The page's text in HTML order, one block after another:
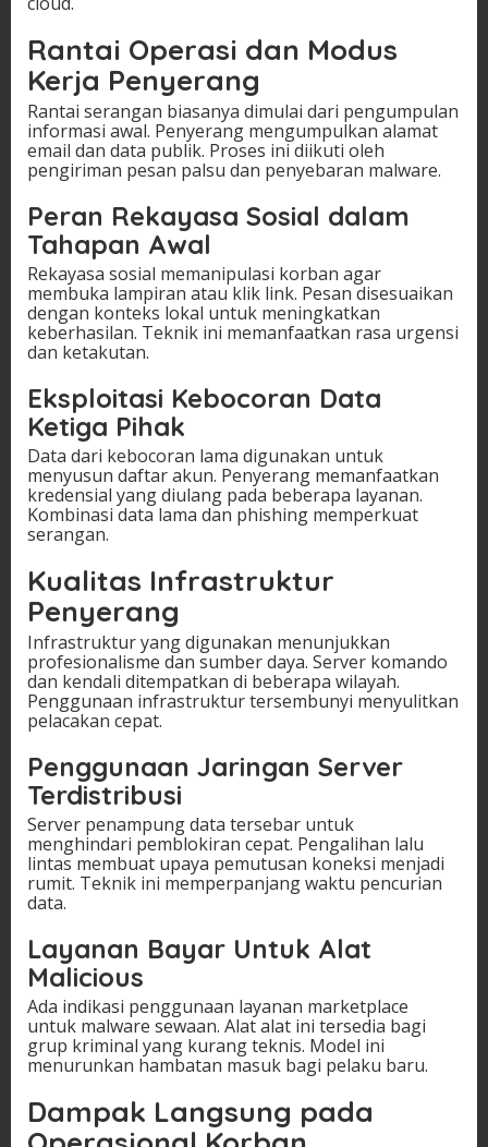
Rantai Operasi dan Modus
Kerja Penyerang
Rantai serangan biasanya dimulai dari pengumpulan
informasi awal. Penyerang mengumpulkan alamat
email dan data publik. Proses ini diikuti oleh
pengiriman pesan palsu dan penyebaran malware.
Peran Rekayasa Sosial dalam
Tahapan Awal
Rekayasa sosial memanipulasi korban agar
membuka lampiran atau klik link. Pesan disesuaikan
dengan konteks lokal untuk meningkatkan
keberhasilan. Teknik ini memanfaatkan rasa urgensi
dan ketakutan.
Eksploitasi Kebocoran Data
Ketiga Pihak
Data dari kebocoran lama digunakan untuk
menyusun daftar akun. Penyerang memanfaatkan
kredensial yang diulang pada beberapa layanan.
Kombinasi data lama dan phishing memperkuat
serangan.
Kualitas Infrastruktur
Penyerang
Infrastruktur yang digunakan menunjukkan
profesionalisme dan sumber daya. Server komando
dan kendali ditempatkan di beberapa wilayah.
Penggunaan infrastruktur tersembunyi menyulitkan
pelacakan cepat.
Penggunaan Jaringan Server
Terdistribusi
Server penampung data tersebar untuk
menghindari pemblokiran cepat. Pengalihan lalu
lintas membuat upaya pemutusan koneksi menjadi
rumit. Teknik ini memperpanjang waktu pencurian
data.
Layanan Bayar Untuk Alat
Malicious
Ada indikasi penggunaan layanan marketplace
untuk malware sewaan. Alat alat ini tersedia bagi
grup kriminal yang kurang teknis. Model ini
menurunkan hambatan masuk bagi pelaku baru.
Dampak Langsung pada